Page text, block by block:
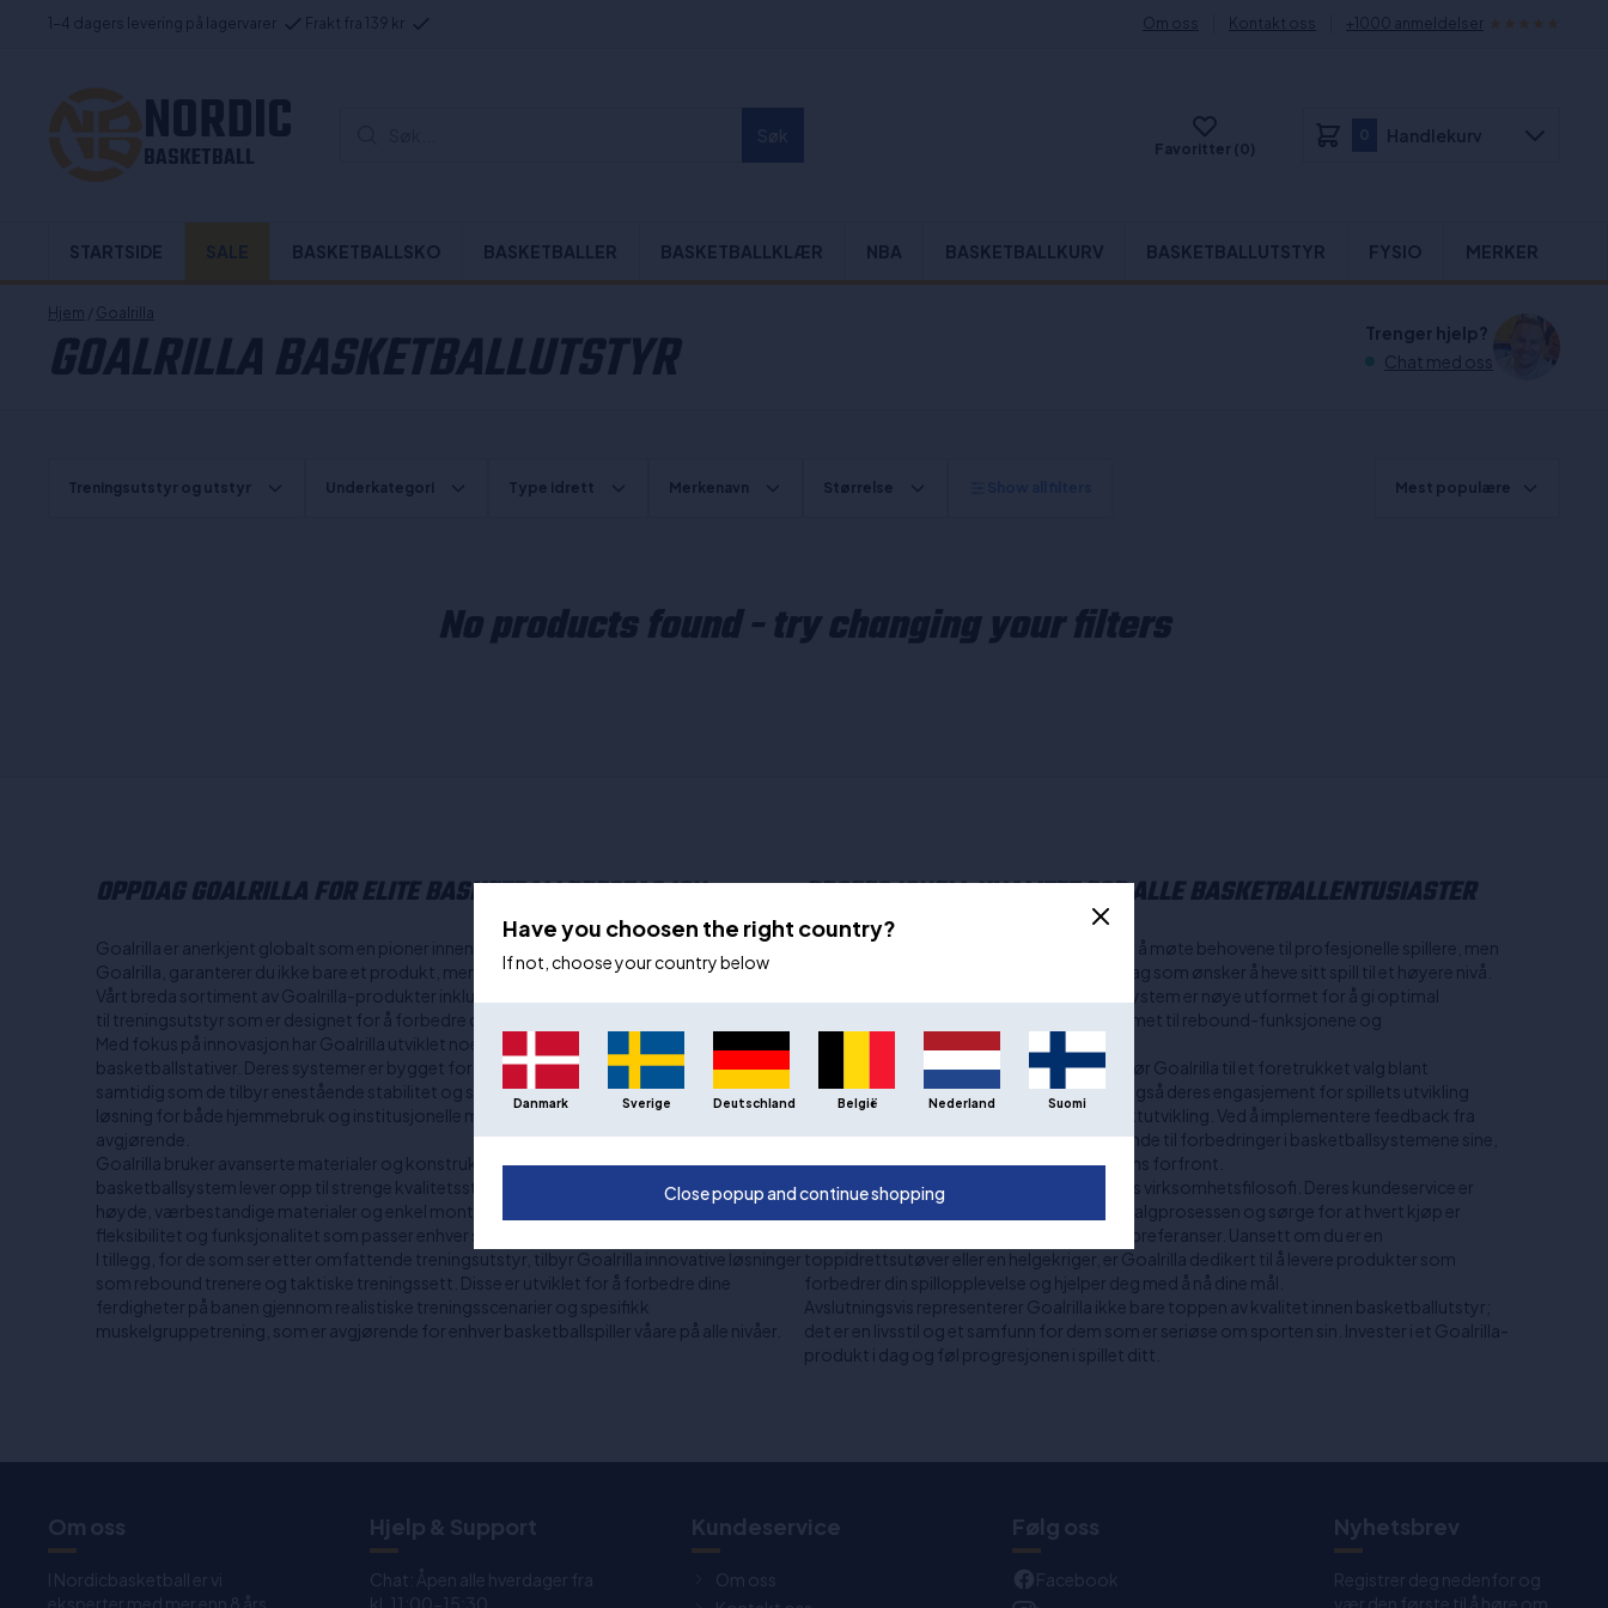
1-4 dagers levering på lagervarer Frakt fra 139 kr Om oss Kontakt oss +1000 anmeldelser
NORDIC
BASKETBALL Favoritter (0)
Handlekurv
STARTSIDE BASKETBALLSKO BASKETBALLER BASKETBALLKLÆR NBA BASKETBALLKURV BASKETBALLUTSTYR FYSIO MERKER
Hjem / Goalrilla
GOALRILLA BASKETBALLUTSTYR
Trenger hjelp?
Chat med oss
No products found - try changing your filters
Treningsutstyr og utstyr Underkategori Type idrett Merkenavn Størrelse Mest populære
OPPDAG GOALRILLA FOR ELITE BASKETBALLPRESTASJON
Goalrilla er anerkjent globalt som en pioner innen basketballutstyr, og når du velger
Goalrilla, garanterer du ikke bare et produkt, men en varig investering i kvalitet og ytelse.
Vårt breda sortiment av Goalrilla-produkter inkluderer alt fra robuste basketballsystemer
til treningsutstyr som er designet for å forbedre din spilleteknikk og kondisjon.
Med fokus på innovasjon har Goalrilla utviklet noen av markedets mest stabile og varige
basketballstativer. Deres systemer er bygget for å tåle selv de mest intense kamper,
samtidig som de tilbyr enestående stabilitet og sikkerhet. Dette gjør dem til en perfekt
løsning for både hjemmebruk og institusjonelle miljøer der kvalitet og lang levetid er
avgjørende.
Goalrilla bruker avanserte materialer og konstruksjonsteknikker for å sikre at hvert
basketballsystem lever opp til strenge kvalitetsstandarder. Med funksjoner som regulerbar
høyde, værbestandige materialer og enkel montering, tilbyr Goalrilla basketballsystemene
fleksibilitet og funksjonalitet som passer enhver spillers behov.
I tillegg, for de som ser etter omfattende treningsutstyr, tilbyr Goalrilla innovative løsninger
som rebound trenere og taktiske treningssett. Disse er utviklet for å forbedre dine
ferdigheter på banen gjennom realistiske treningsscenarier og spesifikk
muskelgruppetrening, som er avgjørende for enhver basketballspiller våare på alle nivåer.
PROFESJONELL KVALITET FOR ALLE BASKETBALLENTUSIASTER
Goalrilla basketballutstyr er konstruert for å møte behovene til profesjonelle spillere, men
er også tilgjengelig for amatører og skolelag som ønsker å heve sitt spill til et høyere nivå.
Hver komponent i et Goalrilla-basketballsystem er nøye utformet for å gi optimal
spillpresisjon og holdbarhet, fra nettsystemet til rebound-funksjonene og
Det er ikke bare produktets kvalitet som gjør Goalrilla til et foretrukket valg blant
basketballspillere rundt om i verden, men også deres engasjement for spillets utvikling
gjennom kontinuerlig forskning og produktutvikling. Ved å implementere feedback fra
profesjonelle spillere, legger Goalrilla løpende til forbedringer i basketballsystemene sine,
noe som sikrer at de alltid er på teknologiens forfront.
Kundetilfredshet står i sentrum av Goalrillas virksomhetsfilosofi. Deres kundeservice er
tilgjengelig for å veilede kjøpere gjennom valgprosessen og sørge for at hvert kjøp er
skreddersydd til spillerens unike behov og preferanser. Uansett om du er en
toppidrettsutøver eller en helgekriger, er Goalrilla dedikert til å levere produkter som
forbedrer din spillopplevelse og hjelper deg med å nå dine mål.
Avslutningsvis representerer Goalrilla ikke bare toppen av kvalitet innen basketballutstyr;
det er en livsstil og et samfunn for dem som er seriøse om sporten sin. Invester i et Goalrilla-
produkt i dag og føl progresjonen i spillet ditt.
Om oss
I Nordicbasketball er vi
eksperter med mer enn 8 års
Hjelp & Support
Chat: Åpen alle hverdager fra
kl. 11:00-15:30.
Kundeservice
Om oss
Følg oss
Facebook
Nyhetsbrev
Registrer deg nedenfor og
vær den første til å høre om
Have you choosen the right country?
If not, choose your country below
Danmark Sverige Deutschland België Nederland Suomi
Close popup and continue shopping